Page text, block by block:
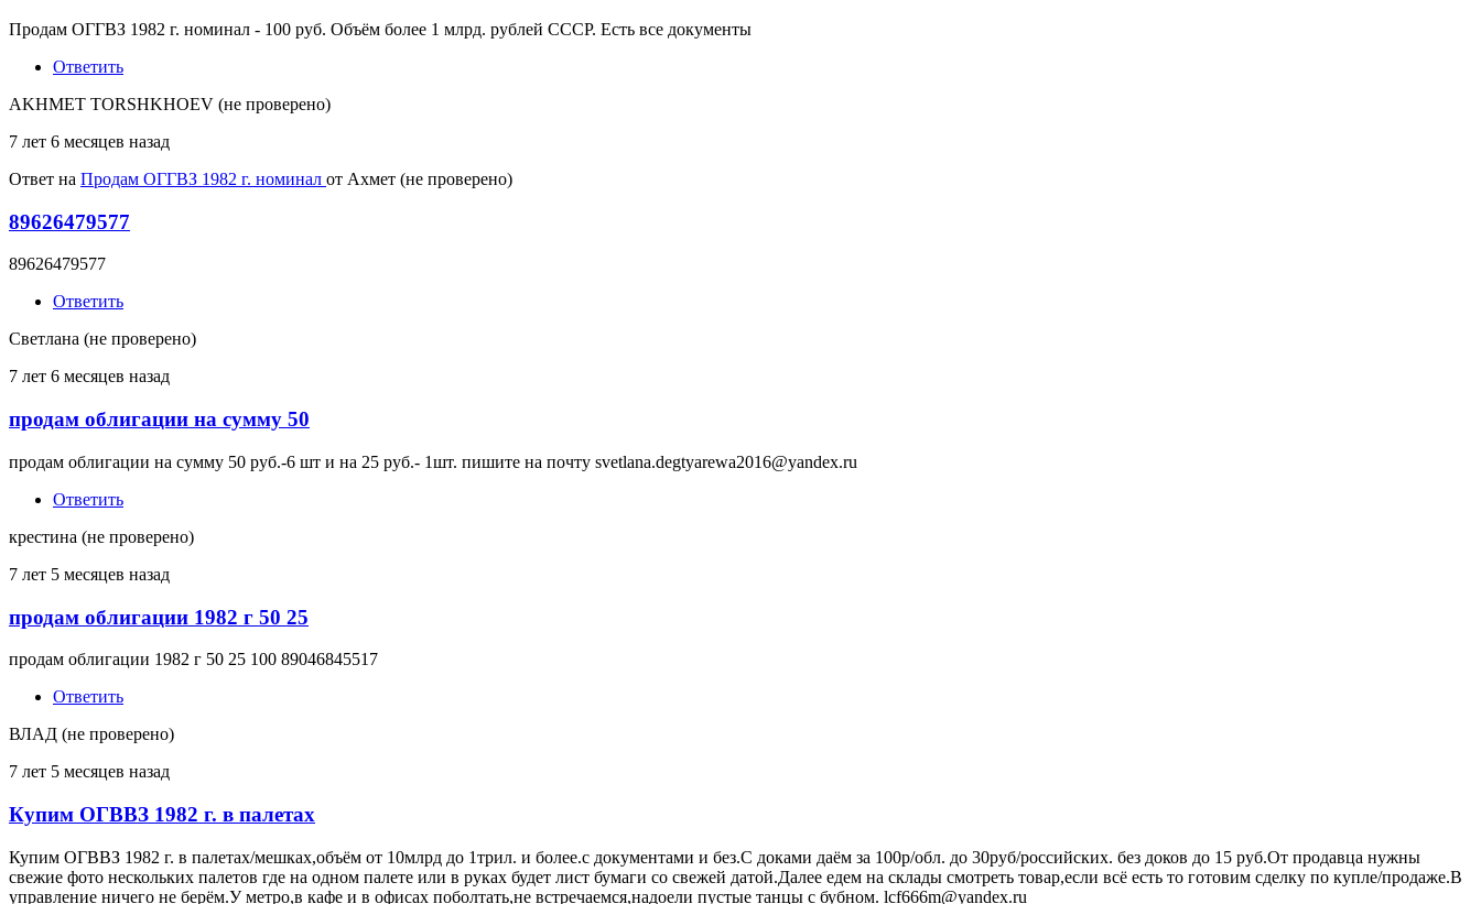
Продам ОГГВЗ 1982 г. номинал - 100 руб. Объём более 1 млрд. рублей СССР. Есть все документы
Ответить
AKHMET TORSHKHOEV (не проверено)
7 лет 6 месяцев назад
Ответ на Продам ОГГВЗ 1982 г. номинал от Ахмет (не проверено)
89626479577
89626479577
Ответить
Светлана (не проверено)
7 лет 6 месяцев назад
продам облигации на сумму 50
продам облигации на сумму 50 руб.-6 шт и на 25 руб.- 1шт. пишите на почту svetlana.degtyarewa2016@yandex.ru
Ответить
крестина (не проверено)
7 лет 5 месяцев назад
продам облигации 1982 г 50 25
продам облигации 1982 г 50 25 100 89046845517
Ответить
ВЛАД (не проверено)
7 лет 5 месяцев назад
Купим ОГВВЗ 1982 г. в палетах
Купим ОГВВЗ 1982 г. в палетах/мешках,объём от 10млрд до 1трил. и более.с документами и без.С доками даём за 100р/обл. до 30руб/российских. без доков до 15 руб.От продавца нужны
свежие фото нескольких палетов где на одном палете или в руках будет лист бумаги со свежей датой.Далее едем на склады смотреть товар,если всё есть то готовим сделку по купле/продаже.В
управление ничего не берём.У метро,в кафе и в офисах поболтать,не встречаемся,надоели пустые танцы с бубном. lcf666m@yandex.ru